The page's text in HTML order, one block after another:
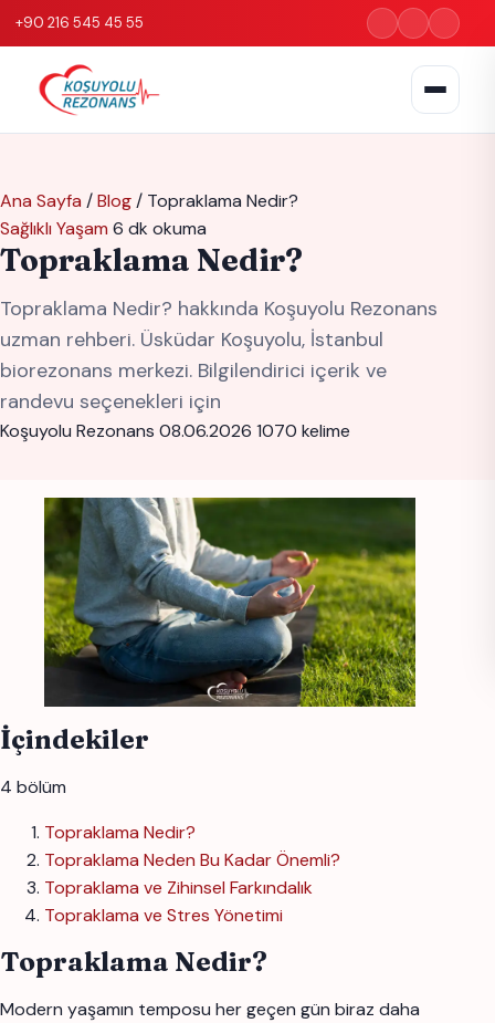
+90 216 545 45 55
Ana Sayfa /Blog/ Topraklama Nedir?
Sağlıklı Yaşam 6 dk okuma
Topraklama Nedir?
Topraklama Nedir? hakkında Koşuyolu Rezonans
uzman rehberi. Üsküdar Koşuyolu, İstanbul
biorezonans merkezi. Bilgilendirici içerik ve
randevu seçenekleri için
Koşuyolu Rezonans 08.06.2026 1070 kelime
İçindekiler
4 bölüm
Topraklama Nedir?
Topraklama Neden Bu Kadar Önemli?
Topraklama ve Zihinsel Farkındalık
Topraklama ve Stres Yönetimi
Topraklama Nedir?
Modern yaşamın temposu her geçen gün biraz daha